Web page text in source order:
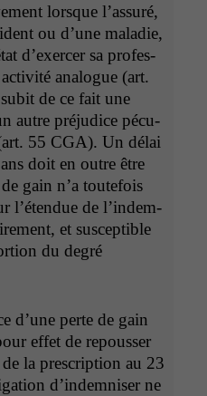
lorsque l’as­suré,
ou d’une mal­adie,
d’ex­ercer sa pro­fes­
ana­logue (art.
de ce fait une
autre préju­dice pécu­
55 CGA). Un délai
doit en out­re être
gain n’a toute­fois
l’é­ten­due de l’in­dem­
et sus­cep­ti­ble
du degré
d’une perte de gain
effet de repouss­er
la pre­scrip­tion au 23
d’in­dem­nis­er ne